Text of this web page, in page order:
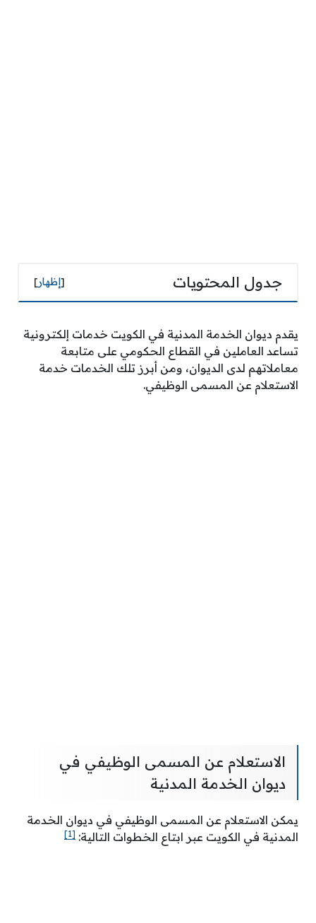
جدول المحتويات [ إظهار]
يقدم ديوان الخدمة المدنية في الكويت خدمات إلكترونية
تساعد العاملين في القطاع الحكومي على متابعة
معاملاتهم لدى الديوان، ومن أبرز تلك الخدمات خدمة
الاستعلام عن المسمى الوظيفي.
الاستعلام عن المسمى الوظيفي في
ديوان الخدمة المدنية
يمكن الاستعلام عن المسمى الوظيفي في ديوان الخدمة
المدنية في الكويت عبر ابتاع الخطوات التالية: [1]